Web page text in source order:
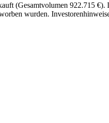
(Gesamtvolumen 922.715 €).
wurden.